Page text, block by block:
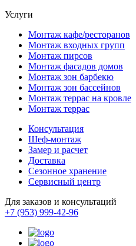
Услуги
Монтаж кафе/ресторанов
Монтаж входных групп
Монтаж пирсов
Монтаж фасадов домов
Монтаж зон барбекю
Монтаж зон бассейнов
Монтаж террас на кровле
Монтаж террас
Консультация
Шеф-монтаж
Замер и расчет
Доставка
Сезонное хранение
Сервисный центр
Для заказов и консультаций
+7 (953) 999-42-96